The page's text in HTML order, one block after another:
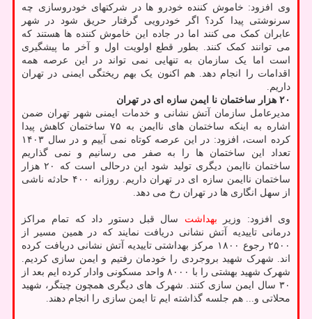
وی افزود: خاموش کننده خودرو ها در شرکتهای خودروسازی چه
سرنوشتی پیدا کرد؟ اگر خودرویی گرفتار حریق شود در شهر
عابران کمک می کنند اما در جاده این خاموش کننده ها هستند که
می توانند کمک کنند. بطور قطع اولویت اول و آخر ما پیشگیری
است اما یک سازمان به تنهایی نمی تواند در این عرصه همه
اقدامات را انجام دهد. هم اکنون یک بهم ریختگی ایمنی در تهران
داریم.
۲۰ هزار ساختمان نا ایمن سازه ای در تهران
مدیرعامل سازمان آتش نشانی و خدمات ایمنی شهر تهران ضمن
اشاره به اینکه ساختمان های ناایمن به ۷۵ ساختمان کاهش پیدا
کرده است، افزود: در این عرصه کوتاه نمی آییم و در سال ۱۴۰۳
تعداد این ساختمان ها را به صفر می رسانیم و نمی گذاریم
ساختمان ناایمن دیگری تولید شود این درحالی است که ۲۰ هزار
ساختمان ناایمن سازه ای در تهران داریم. روزانه ۴۰۰ حادثه ناشی
از سهل انگاری ها در تهران رخ می دهد.
وی افزود: وزیر بهداشت سال قبل دستور داد که تمام مراکز
درمانی تاییدیه آتش نشانی دریافت نمایند که در همین مسیر از
۲۵۰۰ رجوع ۱۸۰۰ مرکز بهداشتی تاییدیه آتش نشانی دریافت کرده
اند. شهرک شهید بروجردی را خودمان رفتیم و ایمن سازی کردیم.
شهرک شهید بهشتی را با ۸۰۰۰ واحد مسکونی وادار کرده ایم بعد از
۳۰ سال ایمن سازی کنند. شهرک های دیگری همچون چیتگر، شهید
محلاتی و... هم جلسه گذاشته ایم تا ایمن سازی را انجام دهند.